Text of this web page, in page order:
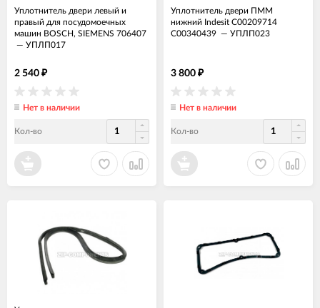
Уплотнитель двери левый и
правый для посудомоечных
машин BOSCH, SIEMENS 706407
— УПЛП017
2 540 ₽
Нет в наличии
Кол-во
Уплотнитель двери ПММ
нижний Indesit C00209714
C00340439 — УПЛП023
3 800 ₽
Нет в наличии
Кол-во